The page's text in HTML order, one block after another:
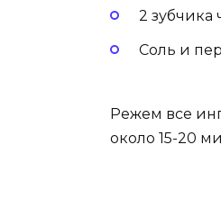
2 зубчика
Соль и
Режем все
около 15-20